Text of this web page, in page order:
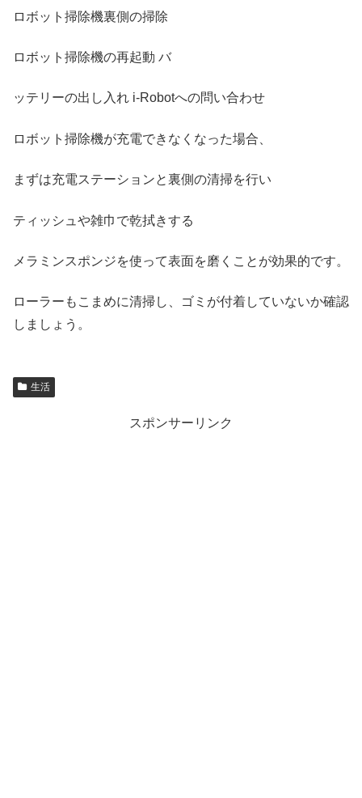
ロボット掃除機裏側の掃除
ロボット掃除機の再起動 バ
ッテリーの出し入れ i-Robotへの問い合わせ
ロボット掃除機が充電できなくなった場合、
まずは充電ステーションと裏側の清掃を行い
ティッシュや雑巾で乾拭きする
メラミンスポンジを使って表面を磨くことが効果的です。
ローラーもこまめに清掃し、ゴミが付着していないか確認
しましょう。
生活
スポンサーリンク